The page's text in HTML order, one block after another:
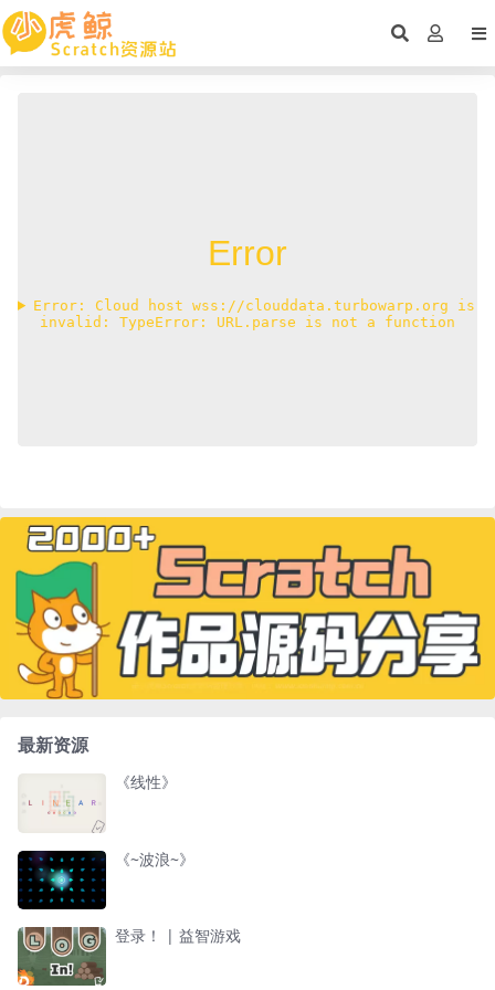
最新资源
《线性》
《~波浪~》
登录！ | 益智游戏